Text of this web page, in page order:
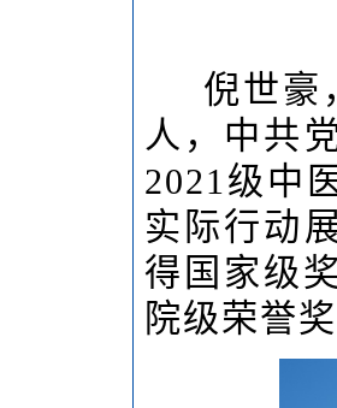
倪世豪
人，中共
2021级中
实际行动
得国家级
院级荣誉